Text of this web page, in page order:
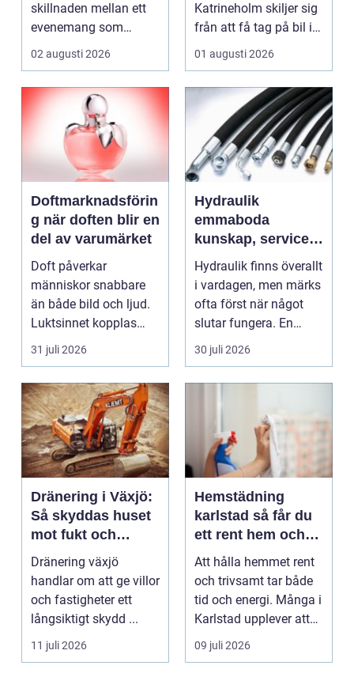
skillnaden mellan ett
evenemang som
känns trevande och ett
02 augusti 2026
Katrineholm skiljer sig
från att få tag på bil i
en storstad. Utb...
01 augusti 2026
Doftmarknadsförin
g när doften blir en
del av varumärket
Doft påverkar
människor snabbare
än både bild och ljud.
Luktsinnet kopplas
direkt till hjärnans
31 juli 2026
Hydraulik
emmaboda
kunskap, service
och rätt lösningar
när du behöver
dem
Hydraulik finns överallt
i vardagen, men märks
ofta först när något
slutar fungera. En
läckande slan...
30 juli 2026
Dränering i Växjö:
Så skyddas huset
mot fukt och
vattenskador
Dränering växjö
handlar om att ge villor
och fastigheter ett
långsiktigt skydd ...
11 juli 2026
Hemstädning
karlstad så får du
ett rent hem och
mer tid över
Att hålla hemmet rent
och trivsamt tar både
tid och energi. Många i
Karlstad upplever att
städningen...
09 juli 2026